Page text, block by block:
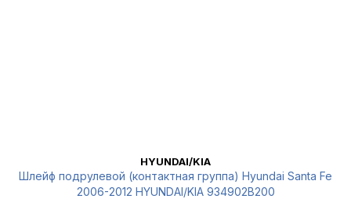
HYUNDAI/KIA
Шлейф подрулевой (контактная группа) Hyundai Santa Fe
2006-2012 HYUNDAI/KIA 934902B200